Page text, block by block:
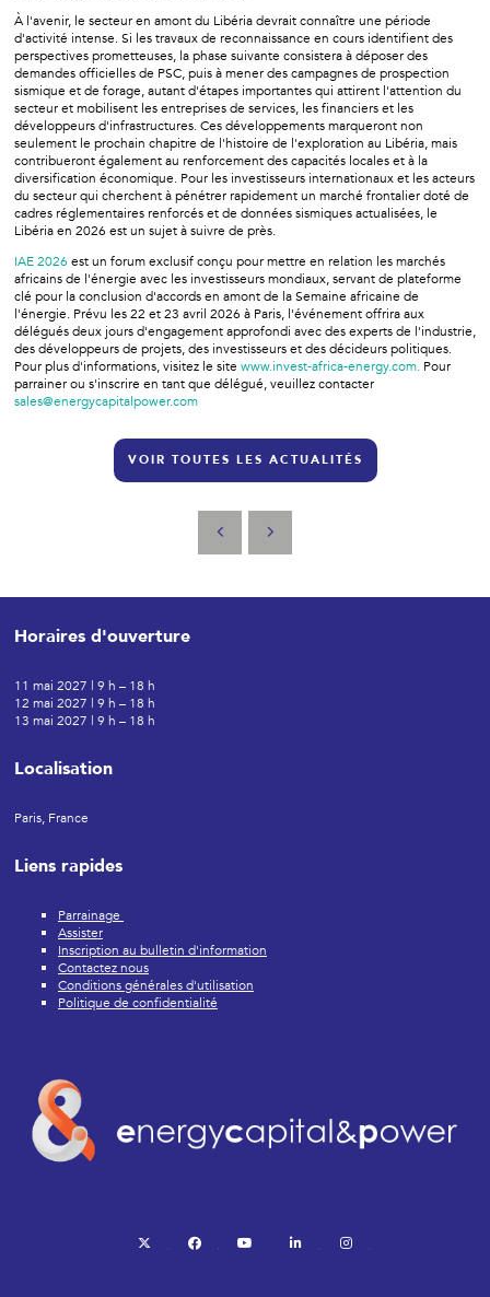
À l'avenir, le secteur en amont du Libéria devrait connaître une période
d'activité intense. Si les travaux de reconnaissance en cours identifient des
perspectives prometteuses, la phase suivante consistera à déposer des
demandes officielles de PSC, puis à mener des campagnes de prospection
sismique et de forage, autant d'étapes importantes qui attirent l'attention du
secteur et mobilisent les entreprises de services, les financiers et les
développeurs d'infrastructures. Ces développements marqueront non
seulement le prochain chapitre de l'histoire de l'exploration au Libéria, mais
contribueront également au renforcement des capacités locales et à la
diversification économique. Pour les investisseurs internationaux et les acteurs
du secteur qui cherchent à pénétrer rapidement un marché frontalier doté de
cadres réglementaires renforcés et de données sismiques actualisées, le
Libéria en 2026 est un sujet à suivre de près.
IAE 2026 est un forum exclusif conçu pour mettre en relation les marchés
africains de l'énergie avec les investisseurs mondiaux, servant de plateforme
clé pour la conclusion d'accords en amont de la Semaine africaine de
l'énergie. Prévu les 22 et 23 avril 2026 à Paris, l'événement offrira aux
délégués deux jours d'engagement approfondi avec des experts de l'industrie,
des développeurs de projets, des investisseurs et des décideurs politiques.
Pour plus d'informations, visitez le site www.invest-africa-energy.com. Pour
parrainer ou s'inscrire en tant que délégué, veuillez contacter
sales@energycapitalpower.com
VOIR TOUTES LES ACTUALITÉS
Horaires d'ouverture
11 mai 2027 | 9 h – 18 h
12 mai 2027 | 9 h – 18 h
13 mai 2027 | 9 h – 18 h
Localisation
Paris, France
Liens rapides
Parrainage
Assister
Inscription au bulletin d'information
Contactez nous
Conditions générales d'utilisation
Politique de confidentialité
twitter facebook youtube linkedin